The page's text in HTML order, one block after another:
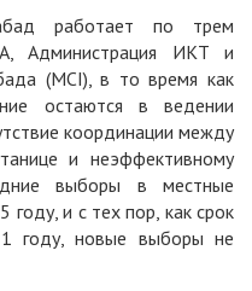
работает по трем
Администрация ИКТ и
(MCI), в то время как
остаются в ведении
координации между
и неэффективному
выборы в местные
году, и с тех пор, как срок
году, новые выборы не